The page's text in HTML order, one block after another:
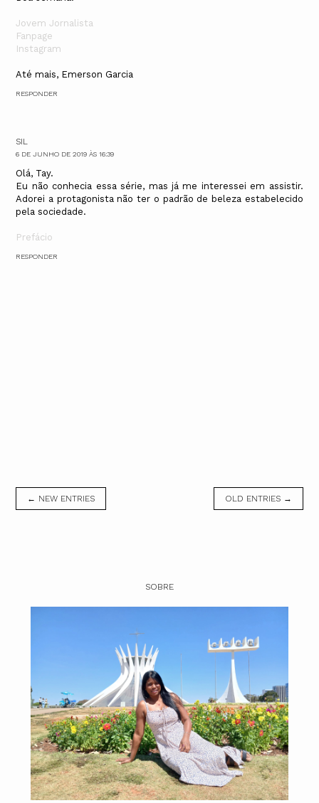
Jovem Jornalista
Fanpage
Instagram
Até mais, Emerson Garcia
RESPONDER
SIL
6 DE JUNHO DE 2019 ÀS 16:39
Olá, Tay.
Eu não conhecia essa série, mas já me interessei em assistir.
Adorei a protagonista não ter o padrão de beleza estabelecido
pela sociedade.
Prefácio
RESPONDER
← NEW ENTRIES OLD ENTRIES →
SOBRE